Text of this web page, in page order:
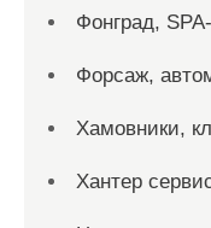
Фонград,
Форсаж,
Хамовники,
Хантер